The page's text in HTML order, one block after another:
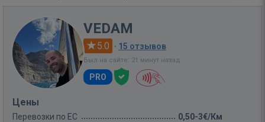
VEDAM
5.0 · 15 отзывов
Был на сайте: 21 минут назад
PRO
Цены
Перевозки по ЕС 0,50-3€/Км